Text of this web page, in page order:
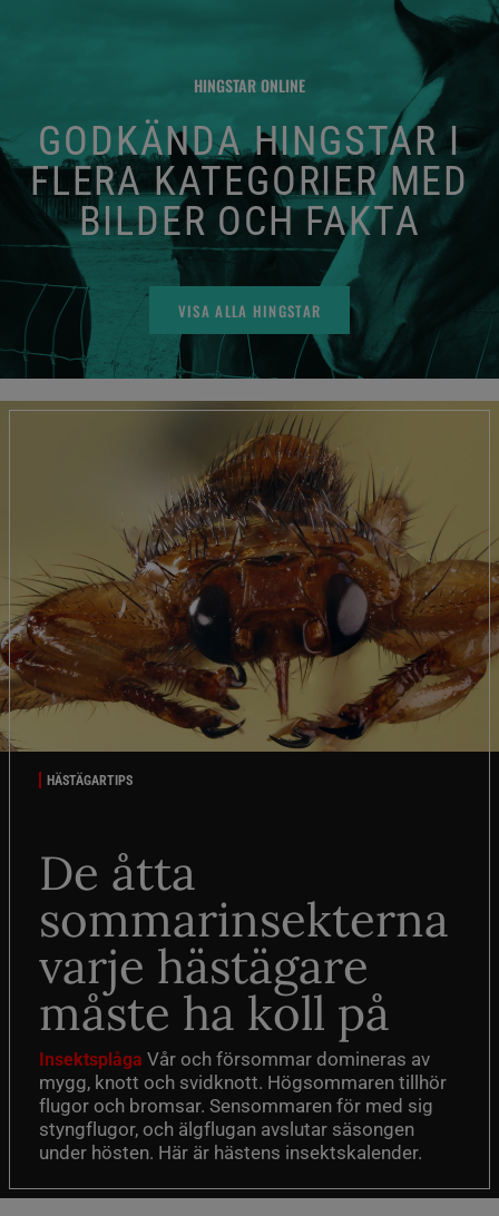
HINGSTAR ONLINE
GODKÄNDA HINGSTAR I
FLERA KATEGORIER MED
BILDER OCH FAKTA
VISA ALLA HINGSTAR
HÄSTÄGARTIPS
De åtta
sommarinsekterna
varje hästägare
måste ha koll på
Insektsplåga Vår och försommar domineras av
mygg, knott och svidknott. Högsommaren tillhör
flugor och bromsar. Sensommaren för med sig
styngflugor, och älgflugan avslutar säsongen
under hösten. Här är hästens insektskalender.